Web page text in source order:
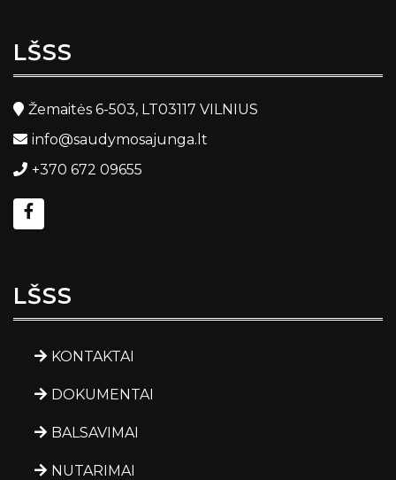
LŠSS
Žemaitės 6-503, LT03117 VILNIUS
info@saudymosajunga.lt
+370 672 09655
LŠSS
KONTAKTAI
DOKUMENTAI
BALSAVIMAI
NUTARIMAI